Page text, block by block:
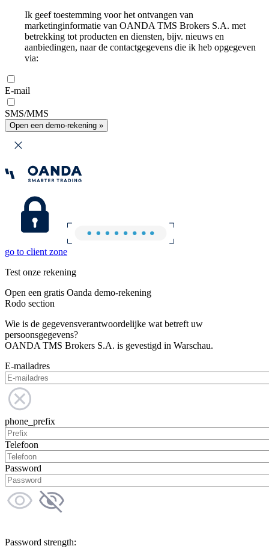
Ik geef toestemming voor het ontvangen van
marketinginformatie van OANDA TMS Brokers S.A. met
betrekking tot producten en diensten, bijv. nieuws en
aanbiedingen, naar de contactgegevens die ik heb opgegeven
via:
E-mail
SMS/MMS
Open een demo-rekening »
go to client zone
Test onze rekening
Open een gratis Oanda demo-rekening
Rodo section
Wie is de gegevensverantwoordelijke wat betreft uw
persoonsgegevens?
OANDA TMS Brokers S.A. is gevestigd in Warschau.
E-mailadres
phone_prefix
Telefoon
Password
Password strength: